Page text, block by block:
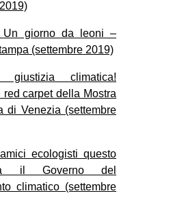
Un giorno da leoni –
(settembre 2019)
giustizia climatica!
red carpet della Mostra
di Venezia (settembre
ecologisti questo
il Governo del
climatico (settembre